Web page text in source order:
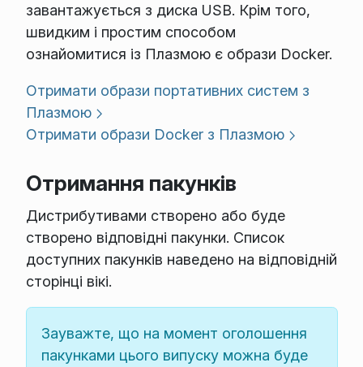
завантажується з диска USB. Крім того,
швидким і простим способом
ознайомитися із Плазмою є образи Docker.
Отримати образи портативних систем з
Плазмою
Отримати образи Docker з Плазмою
Отримання пакунків
Дистрибутивами створено або буде
створено відповідні пакунки. Список
доступних пакунків наведено на відповідній
сторінці вікі.
Зауважте, що на момент оголошення
пакунками цього випуску можна буде